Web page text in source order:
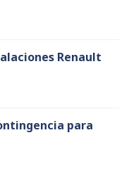
Renault
para